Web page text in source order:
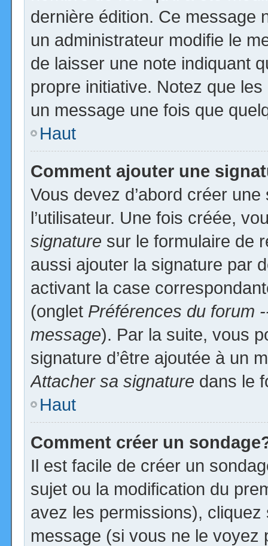
dernière édition. Ce message
un administrateur modifie le
de laisser une note indiquant
propre initiative. Notez que
un message une fois que
Haut
Comment ajouter une
Vous devez d’abord créer
l’utilisateur. Une fois créée,
signature sur le formulaire de
aussi ajouter la signature par
activant la case
(onglet Préférences du forum
message). Par la suite, vous
signature d’être ajoutée à un
Attacher sa signature dans le
Haut
Comment créer un
Il est facile de créer un
sujet ou la modification du
avez les permissions), cliquez
message (si vous ne le voyez